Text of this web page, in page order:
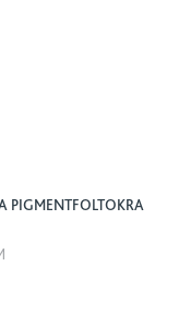
PIGMENTFOLTOKRA